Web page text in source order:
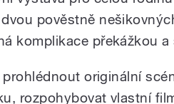
pověstně
komplikace překážkou
originální
rozpohybovat vlastní